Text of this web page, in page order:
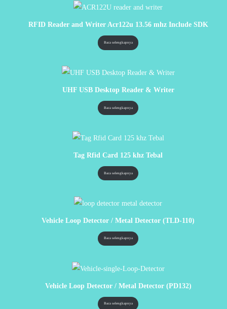
RFID Reader and Writer Acr122u 13.56 mhz Include SDK
Baca selengkapnya
UHF USB Desktop Reader & Writer
Baca selengkapnya
Tag Rfid Card 125 khz Tebal
Baca selengkapnya
Vehicle Loop Detector / Metal Detector (TLD-110)
Baca selengkapnya
Vehicle Loop Detector / Metal Detector (PD132)
Baca selengkapnya